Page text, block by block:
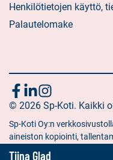
Tiina Glad
Henkilötietojen käyttö,
Palautelomake
Seuraa
meitä
Sosiaalinen
media:
facebook
Sosiaalinen
media:
linkedin
Sosiaalinen
media:
instagram
© 2026 Sp-Koti. Kaikki
Sp-Koti Oy:n
aineiston kopiointi,